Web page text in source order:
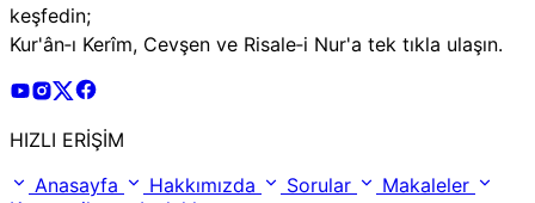
keşfedin;
Kur'ân‑ı Kerîm, Cevşen ve Risale‑i Nur'a tek tıkla ulaşın.
Risale Online Youtube Hesabı
Risale Online Instagram Hesabı
Risale Online X Hesabı
HIZLI ERİŞİM
Anasayfa
Hakkımızda Sorular
Makaleler